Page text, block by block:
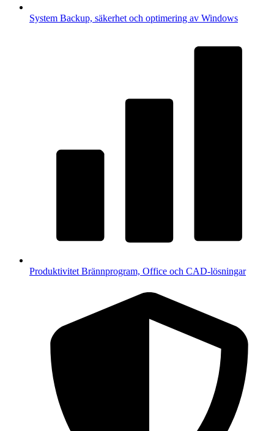
System Backup, säkerhet och optimering av Windows
Produktivitet Brännprogram, Office och CAD-lösningar